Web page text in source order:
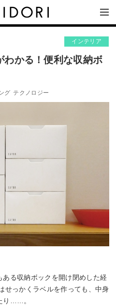
インテリア
わかる！便利な収納ボ
グ テクノロジー
る収納ボックを開け閉めした経
せっかくラベルを作っても、中身
り……。